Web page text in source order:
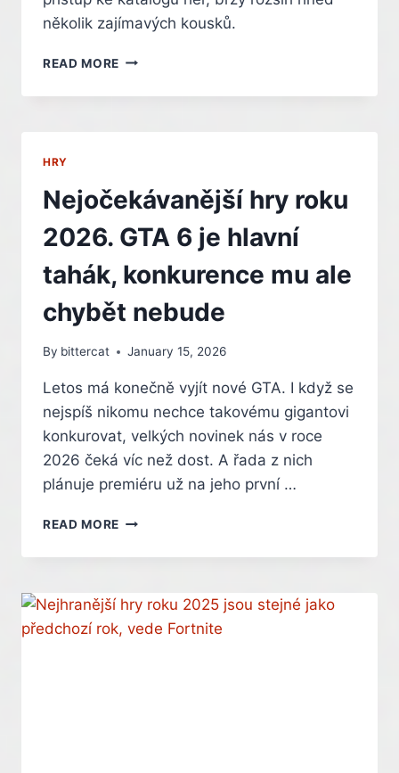
několik zajímavých kousků.
READ MORE SKVĚLÝ
PS
RESIDENT
EVIL
VILLAGE
HRY
Nejočekávanější hry roku
2026. GTA 6 je hlavní
tahák, konkurence mu ale
chybět nebude
By bittercat January 15, 2026
Letos má konečně vyjít nové GTA. I když se
nejspíš nikomu nechce takovému gigantovi
konkurovat, velkých novinek nás v roce
2026 čeká víc než dost. A řada z nich
plánuje premiéru už na jeho první …
READ MORE NEJOČEKÁVANĚJŠÍ
ROKU
GTA
6
JE